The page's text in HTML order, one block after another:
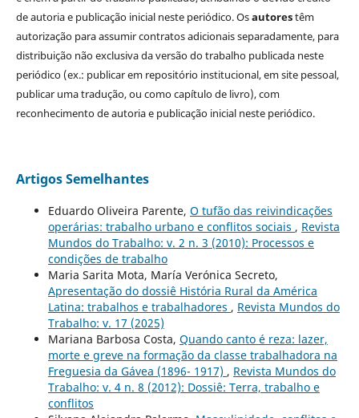
de autoria e publicação inicial neste periódico. Osautorestêm
autorização para assumir contratos adicionais separadamente, para
distribuição não exclusiva da versão do trabalho publicada neste
periódico (ex.: publicar em repositório institucional, em site pessoal,
publicar uma tradução, ou como capítulo de livro), com
reconhecimento de autoria e publicação inicial neste periódico.
Artigos Semelhantes
Eduardo Oliveira Parente, O tufão das reivindicações
operárias: trabalho urbano e conflitos sociais , Revista
Mundos do Trabalho: v. 2 n. 3 (2010): Processos e
condições de trabalho
Maria Sarita Mota, María Verónica Secreto,
Apresentação do dossiê História Rural da América
Latina: trabalhos e trabalhadores , Revista Mundos do
Trabalho: v. 17 (2025)
Mariana Barbosa Costa, Quando canto é reza: lazer,
morte e greve na formação da classe trabalhadora na
Freguesia da Gávea (1896- 1917) , Revista Mundos do
Trabalho: v. 4 n. 8 (2012): Dossiê: Terra, trabalho e
conflitos